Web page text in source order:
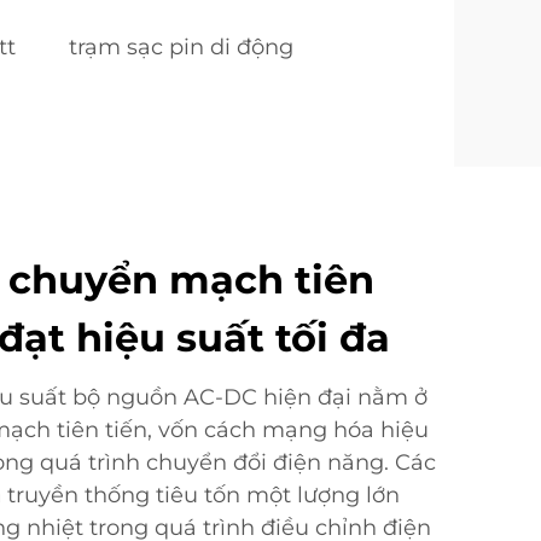
trạm sạc pin di động
chuyển mạch tiên
hiệu suất tối đa
suất bộ nguồn AC-DC hiện đại nằm ở
tiên tiến, vốn cách mạng hóa hiệu
quá trình chuyển đổi điện năng. Các
thống tiêu tốn một lượng lớn
nhiệt trong quá trình điều chỉnh điện